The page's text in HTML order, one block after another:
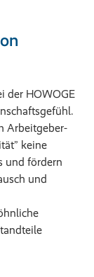
der HOWOGE
Arbeitgeber-
keine
und fördern
und